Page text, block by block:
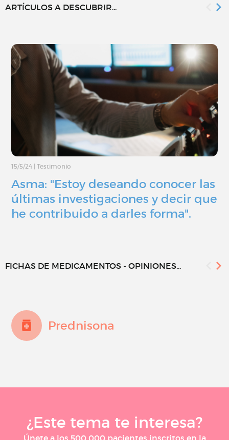
ARTÍCULOS A DESCUBRIR...
15/5/24 Testimonio
Asma: "Estoy deseando conocer las
últimas investigaciones y decir que
he contribuido a darles forma".
FICHAS DE MEDICAMENTOS - OPINIONES...
Prednisona
¿Este tema te interesa?